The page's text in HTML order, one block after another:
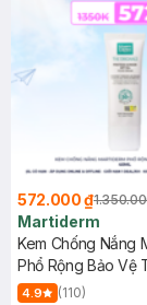
572.000 ₫
Martiderm
Kem Chống Nắng
Phổ Rộng Bảo Vệ
40ml
4.9 (110)